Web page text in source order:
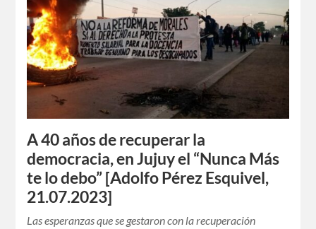
A 40 años de recuperar la
democracia, en Jujuy el “Nunca Más
te lo debo” [Adolfo Pérez Esquivel,
21.07.2023]
Las esperanzas que se gestaron con la recuperación